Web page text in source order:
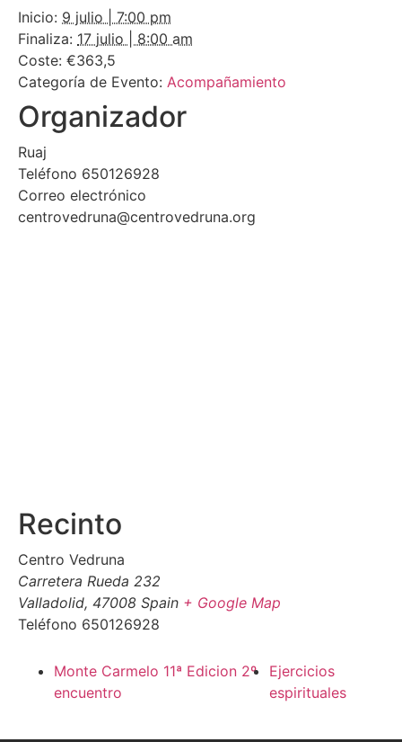
Inicio: 9 julio | 7:00 pm
Finaliza: 17 julio | 8:00 am
Coste: €363,5
Categoría de Evento: Acompañamiento
Organizador
Ruaj
Teléfono 650126928
Correo electrónico
centrovedruna@centrovedruna.org
Recinto
Centro Vedruna
Carretera Rueda 232
Valladolid, 47008 Spain + Google Map
Teléfono 650126928
Monte Carmelo 11ª Edicion 2º
encuentro
Ejercicios
espirituales